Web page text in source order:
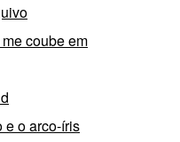
coube em
e o arco-íris